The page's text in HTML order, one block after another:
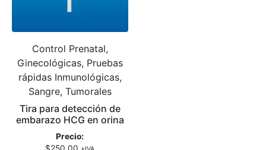
Control Prenatal,
Ginecológicas, Pruebas
rápidas Inmunológicas,
Sangre, Tumorales
Tira para detección de
embarazo HCG en orina
Precio: